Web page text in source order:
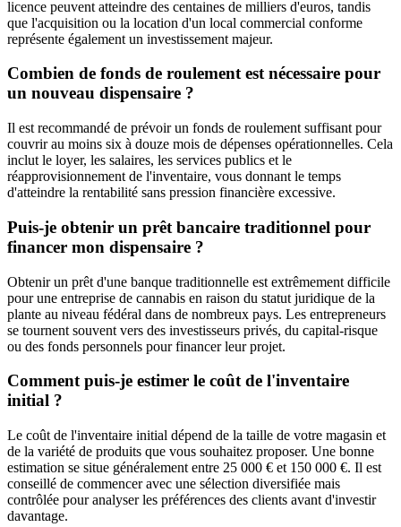
licence peuvent atteindre des centaines de milliers d'euros, tandis
que l'acquisition ou la location d'un local commercial conforme
représente également un investissement majeur.
Combien de fonds de roulement est nécessaire pour
un nouveau dispensaire ?
Il est recommandé de prévoir un fonds de roulement suffisant pour
couvrir au moins six à douze mois de dépenses opérationnelles. Cela
inclut le loyer, les salaires, les services publics et le
réapprovisionnement de l'inventaire, vous donnant le temps
d'atteindre la rentabilité sans pression financière excessive.
Puis-je obtenir un prêt bancaire traditionnel pour
financer mon dispensaire ?
Obtenir un prêt d'une banque traditionnelle est extrêmement difficile
pour une entreprise de cannabis en raison du statut juridique de la
plante au niveau fédéral dans de nombreux pays. Les entrepreneurs
se tournent souvent vers des investisseurs privés, du capital-risque
ou des fonds personnels pour financer leur projet.
Comment puis-je estimer le coût de l'inventaire
initial ?
Le coût de l'inventaire initial dépend de la taille de votre magasin et
de la variété de produits que vous souhaitez proposer. Une bonne
estimation se situe généralement entre 25 000 € et 150 000 €. Il est
conseillé de commencer avec une sélection diversifiée mais
contrôlée pour analyser les préférences des clients avant d'investir
davantage.